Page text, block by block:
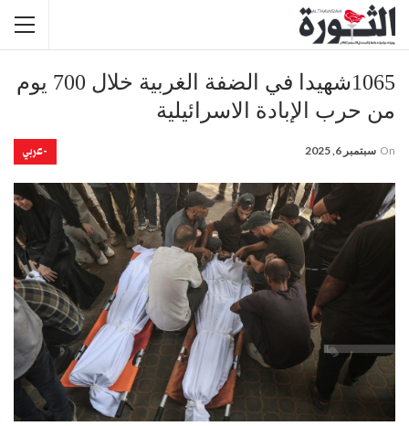
1065شهيدا في الضفة الغربية خلال 700 يوم
من حرب الإبادة الاسرائيلية
-عربي On سبتمبر 6, 2025